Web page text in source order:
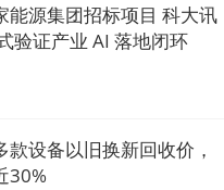
能源集团招标项目 科大讯
验证产业 AI 落地闭环
款设备以旧换新回收价，
30%